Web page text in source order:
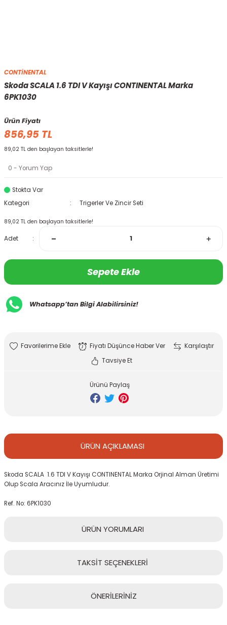
CONTİNENTAL
Skoda SCALA 1.6 TDI V Kayışı CONTINENTAL Marka
6PK1030
Ürün Fiyatı
856,95 TL
89,02 TL den başlayan taksitlerle!
0 - Yorum Yap
Stokta Var
Kategori
Trigerler Ve Zincir Seti
89,02 TL den başlayan taksitlerle!
Adet
Sepete Ekle
Whatsapp’tan Bilgi Alabilirsiniz!
Fiyatı Düşünce Haber Ver
Karşılaştır
Tavsiye Et
Ürünü Paylaş
ÜRÜN AÇIKLAMASI
Skoda SCALA 1.6 TDI V Kayışı CONTINENTAL Marka Orjinal Alman Üretimi
Olup Scala Aracınız İle Uyumludur.
Ref. No: 6PK1030
ÜRÜN YORUMLARI
TAKSİT SEÇENEKLERİ
ÖNERİLERİNİZ